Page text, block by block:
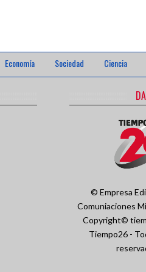
Economía Sociedad Ciencia
© Empresa
Comuniaciones
Copyright©
Tiempo26 -